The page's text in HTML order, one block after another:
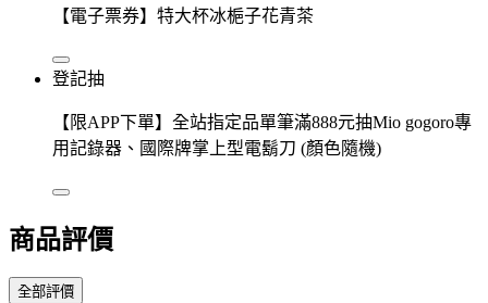
【電子票券】特大杯冰梔子花青茶
登記抽
【限APP下單】全站指定品單筆滿888元抽Mio gogoro專
用記錄器、國際牌掌上型電鬍刀 (顏色隨機)
商品評價
全部評價